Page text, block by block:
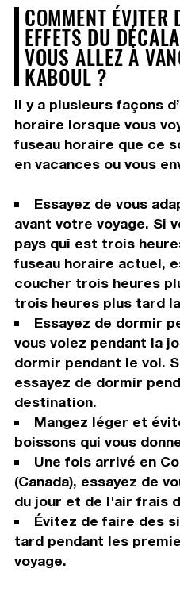
COMMENT ÉVITER
EFFETS DU
VOUS ALLEZ À
KABOUL ?
Il y a plusieurs façons
horaire lorsque vous
fuseau horaire que ce
en vacances ou vous
Essayez de vous
avant votre voyage. Si
pays qui est trois
fuseau horaire actuel,
coucher trois heures
trois heures plus tard
Essayez de dormir
vous volez pendant la
dormir pendant le vol.
essayez de dormir
destination.
Mangez léger et
boissons qui vous
Une fois arrivé en
(Canada), essayez de
du jour et de l'air frais
Évitez de faire des
tard pendant les
voyage.